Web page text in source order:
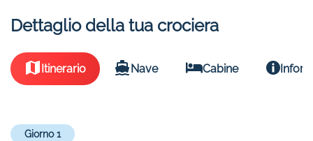
Dettaglio della tua crociera
Itinerario Nave Cabine
Giorno 1